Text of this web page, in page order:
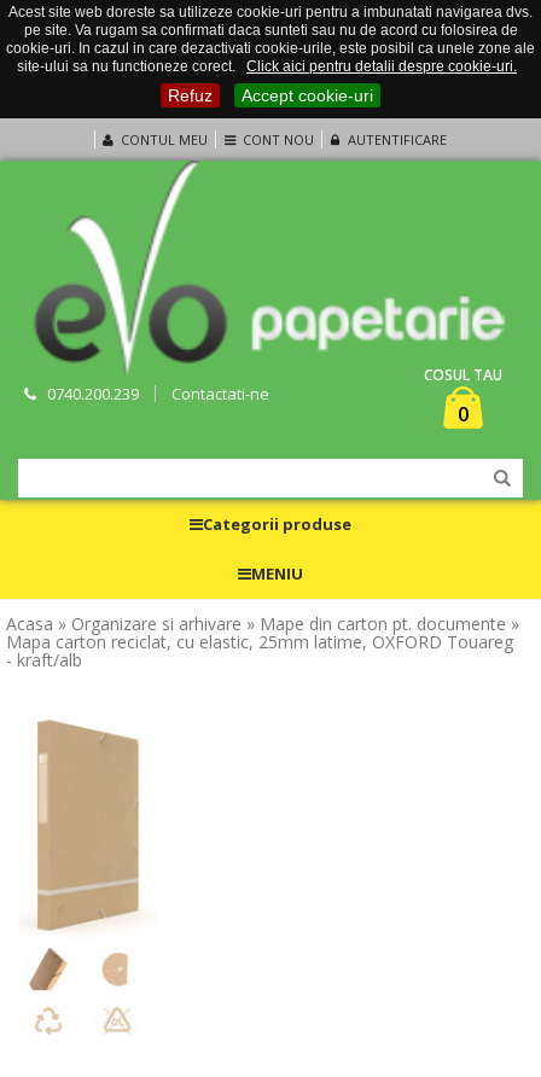
Acest site web doreste sa utilizeze cookie-uri pentru a imbunatati navigarea dvs.
pe site. Va rugam sa confirmati daca sunteti sau nu de acord cu folosirea de
cookie-uri. In cazul in care dezactivati cookie-urile, este posibil ca unele zone ale
site-ului sa nu functioneze corect.
Click aici pentru detalii despre cookie-uri.
Refuz Accept cookie-uri
CONTUL MEU CONT NOU AUTENTIFICARE
0740.200.239 Contactati-ne
COSUL TAU
0
Categorii produse
MENIU
Acasa » Organizare si arhivare » Mape din carton pt. documente »
Mapa carton reciclat, cu elastic, 25mm latime, OXFORD Touareg
- kraft/alb